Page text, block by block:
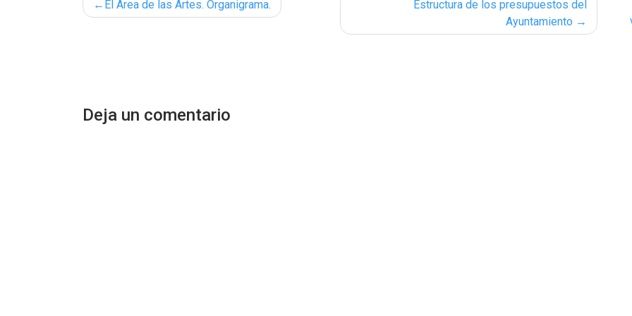
El Área de las Artes. Organigrama.
Estructura de los presupuestos del
Ayuntamiento
Deja un comentario